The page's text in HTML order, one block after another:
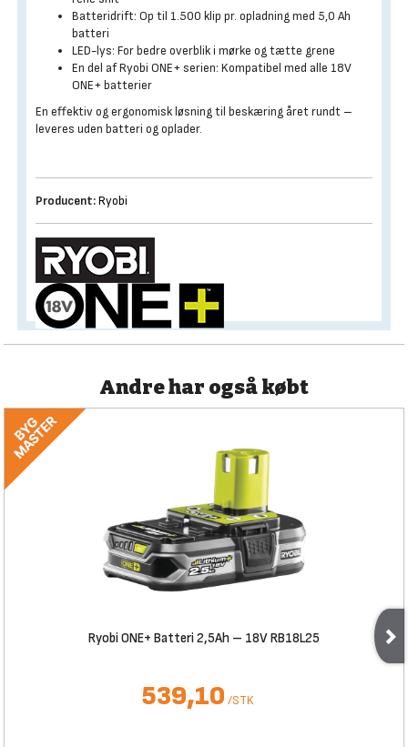
Batteridrift: Op til 1.500 klip pr. opladning med 5,0 Ah
batteri
LED-lys: For bedre overblik i mørke og tætte grene
En del af Ryobi ONE+ serien: Kompatibel med alle 18V
ONE+ batterier
En effektiv og ergonomisk løsning til beskæring året rundt –
leveres uden batteri og oplader.
Producent:Ryobi
Andre har også købt
Ryobi ONE+ Batteri 2,5Ah – 18V RB18L25
539,10 /STK